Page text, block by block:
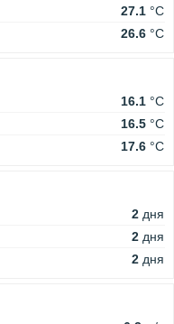
27.1 °C
26.6 °C
16.1 °C
16.5 °C
17.6 °C
2 дня
2 дня
2 дня